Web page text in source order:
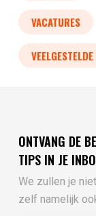
VACATURES
ONTVANG DE
TIPS IN JE
We zullen je
zelf namelijk